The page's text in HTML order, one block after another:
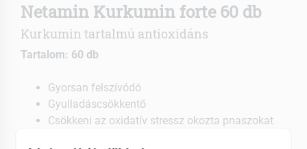
Netamin Kurkumin forte 60 db
Kurkumin tartalmú antioxidáns
Tartalom: 60 db
Gyorsan felszívódó
Gyulladáscsökkentő
Csökkeni az oxidatív stressz okozta pnaszokat